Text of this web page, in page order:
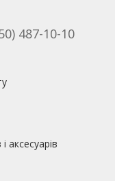
487-10-10
аксесуарів